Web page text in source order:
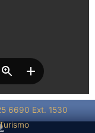
6690 Ext. 1530